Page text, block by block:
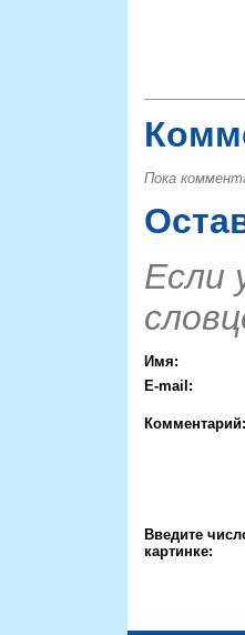
Пока
Если
Имя:
E-mail:
Комментарий:
Введите
картинке: